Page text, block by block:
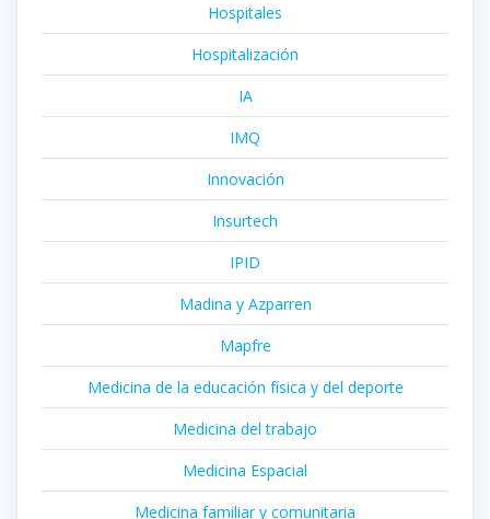
Hospitales
Hospitalización
IA
IMQ
Innovación
Insurtech
IPID
Madina y Azparren
Mapfre
Medicina de la educación física y del deporte
Medicina del trabajo
Medicina Espacial
Medicina familiar y comunitaria